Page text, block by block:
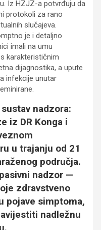
Iz HZJZ-a potvrđuju da
protokoli za rano
slučajeva.
je i detaljno
imali na umu
karakterističnim
dijagnostika, a upute
infekcije unutar
nadzora:
iz DR Konga i
u trajanju od 21
područja.
nadzor —
zdravstveno
pojave simptoma,
nadležnu